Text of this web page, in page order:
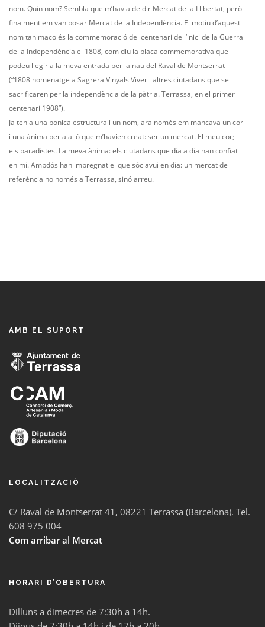
nom. Quin nom? Sembla que m’havia de dir Mercat de la Llibertat, però
finalment em van posar Mercat de la Independència. El motiu d’aquest
nom tan maco és la commemoració del centenari de l’inici de la Guerra
de la Independència el 1808, com diu la placa commemorativa que
podeu llegir a la meva entrada per la nau del Raval de Montserrat
(“1808 homenatge a Sagrera Vinyals Viver i altres ciutadans que se
sacrificaren per la independència de la pàtria. Terrassa, en el primer
centenari 1908”).
Ja tenia una bonica estructura i un nom, ara només em mancava un cor
i una ànima per a allò que m’havien creat: ser un mercat. El meu cor;
els paradistes. La meva ànima: els ciutadans que dia a dia han confiat
en mi. Ambdós han impregnat el que sóc avui en dia: un mercat de
referència no només a Terrassa, sinó arreu.
AMB EL SUPORT
LOCALITZACIÓ
C/ Raval de Montserrat 41, 08221 Terrassa (Barcelona). Tel.
608 975 004
Com arribar al Mercat
HORARI D’OBERTURA
Dilluns a dimecres de 7:30h a 14h.